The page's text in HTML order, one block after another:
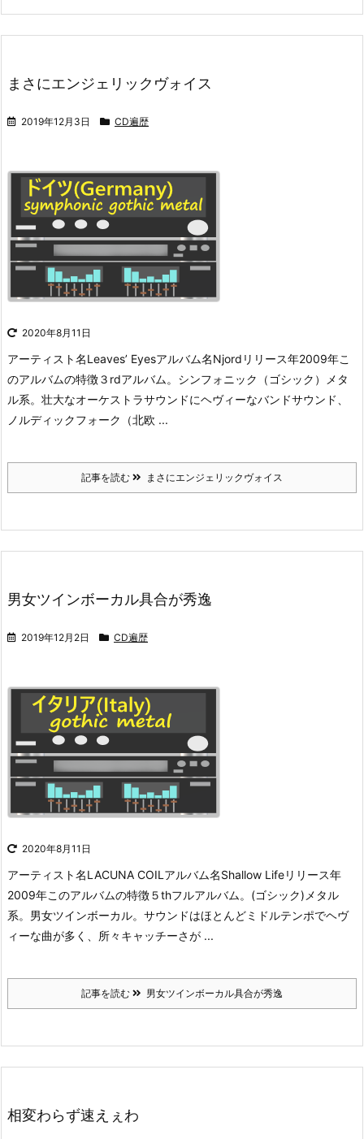
まさにエンジェリックヴォイス
2019年12月3日 CD遍歴
2020年8月11日
アーティスト名Leaves’ Eyesアルバム名Njordリリース年2009年こ
のアルバムの特徴３rdアルバム。シンフォニック（ゴシック）メタ
ル系。壮大なオーケストラサウンドにヘヴィーなバンドサウンド、
ノルディックフォーク（北欧 ...
記事を読む まさにエンジェリックヴォイス
男女ツインボーカル具合が秀逸
2019年12月2日 CD遍歴
2020年8月11日
アーティスト名LACUNA COILアルバム名Shallow Lifeリリース年
2009年このアルバムの特徴５thフルアルバム。(ゴシック)メタル
系。男女ツインボーカル。サウンドはほとんどミドルテンポでヘヴ
ィーな曲が多く、所々キャッチーさが ...
記事を読む 男女ツインボーカル具合が秀逸
相変わらず速えぇわ